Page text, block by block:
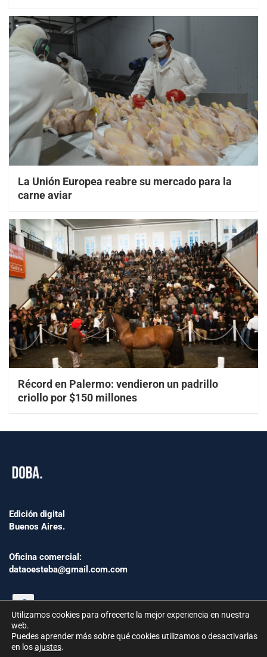
La Unión Europea reabre su mercado para la
carne aviar
Récord en Palermo: vendieron un padrillo
criollo por $150 millones
Edición digital
Buenos Aires.
Oficina comercial:
dataoesteba@gmail.com.com
Utilizamos cookies para ofrecerte la mejor experiencia en nuestra
web.
Puedes aprender más sobre qué cookies utilizamos o desactivarlas
en losajustes.